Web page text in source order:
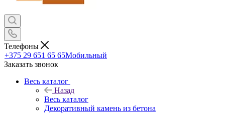
Телефоны
+375 29 651 65 65Мобильный
Заказать звонок
Весь каталог
Назад
Весь каталог
Декоративный камень из бетона